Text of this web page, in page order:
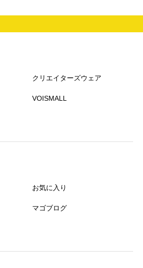
クリエイターズウェア
VOISMALL
お気に入り
マゴブログ